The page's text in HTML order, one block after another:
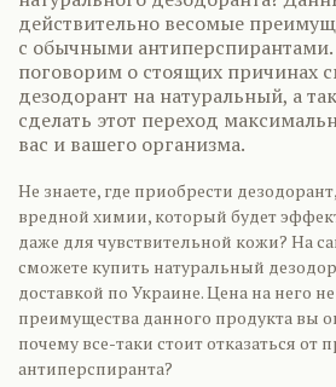
действительно весомые
с обычными
поговорим о стоящих причинах
дезодорант на натуральный, а
сделать этот переход
вас и вашего организма.
Не знаете, где приобрести
вредной химии, который будет
даже для чувствительной кожи? На
сможете купить натуральный
доставкой по Украине. Цена на него не
преимущества данного продукта вы
почему все-таки стоит отказаться от
антиперспиранта?